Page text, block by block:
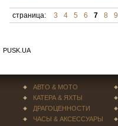
страница: 3 4 5 6 7 8 9
PUSK.UA
АВТО & МОТО
КАТЕРА & ЯХТЫ
ДРАГОЦЕННОСТИ
ЧАСЫ & АКСЕССУАРЫ